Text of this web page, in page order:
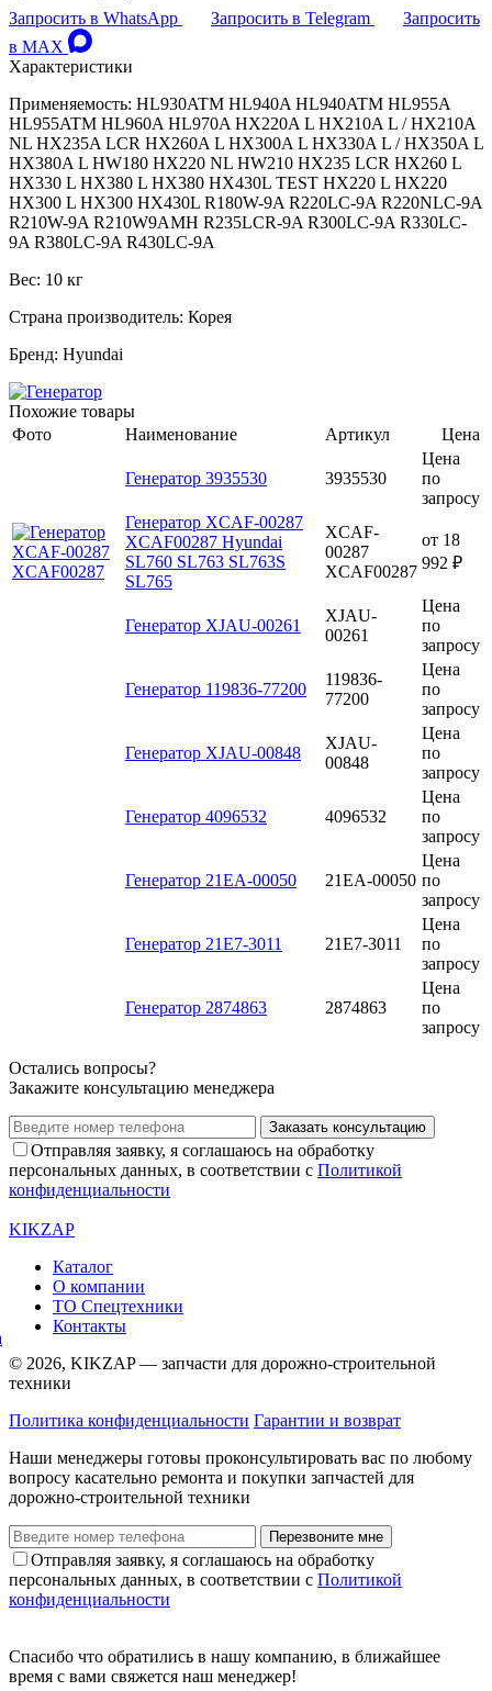
Запросить в WhatsApp
Запросить в Telegram
Запросить
в MAX
Характеристики
Применяемость: HL930ATM HL940A HL940ATM HL955A
HL955ATM HL960A HL970A HX220A L HX210A L / HX210A
NL HX235A LCR HX260A L HX300A L HX330A L / HX350A L
HX380A L HW180 HX220 NL HW210 HX235 LCR HX260 L
HX330 L HX380 L HX380 HX430L TEST HX220 L HX220
HX300 L HX300 HX430L R180W-9A R220LC-9A R220NLC-9A
R210W-9A R210W9AMH R235LCR-9A R300LC-9A R330LC-
9A R380LC-9A R430LC-9A
Вес: 10 кг
Страна производитель: Корея
Бренд: Hyundai
Похожие товары
Фото
Наименование Артикул Цена
Генератор 3935530 3935530
Цена
по
запросу
Генератор XCAF-00287
XCAF00287 Hyundai
SL760 SL763 SL763S
SL765
XCAF-
00287
XCAF00287
от 18
992 ₽
Генератор XJAU-00261
XJAU-
00261
Цена
по
запросу
Генератор 119836-77200
119836-
77200
Цена
по
запросу
Генератор XJAU-00848
XJAU-
00848
Цена
по
запросу
Генератор 4096532 4096532
Цена
по
запросу
Генератор 21EA-00050 21EA-00050
Цена
по
запросу
Генератор 21E7-3011 21E7-3011
Цена
по
запросу
Генератор 2874863 2874863
Цена
по
запросу
Остались вопросы?
Закажите консультацию менеджера
Заказать консультацию
Отправляя заявку, я соглашаюсь на обработку
персональных данных, в соответствии с Политикой
конфиденциальности
KIKZAP
Каталог
О компании
ТО Спецтехники
Контакты
© 2026, KIKZAP — запчасти для дорожно-строительной
техники
Политика конфиденциальности Гарантии и возврат
Наши менеджеры готовы проконсультировать вас по любому
вопросу касательно ремонта и покупки запчастей для
дорожно-строительной техники
Перезвоните мне
Отправляя заявку, я соглашаюсь на обработку
персональных данных, в соответствии с Политикой
конфиденциальности
Спасибо что обратились в нашу компанию, в ближайшее
время с вами свяжется наш менеджер!